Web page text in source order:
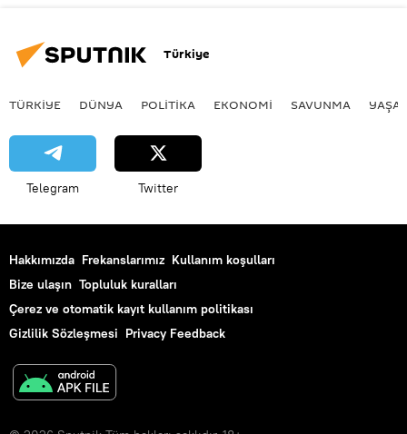
Türkiye
TÜRKIYE DÜNYA POLİTİKA EKONOMİ SAVUNMA
Telegram Twitter
Hakkımızda Frekanslarımız Kullanım koşulları
Bize ulaşın Topluluk kuralları
Çerez ve otomatik kayıt kullanım politikası
Gizlilik Sözleşmesi Privacy Feedback